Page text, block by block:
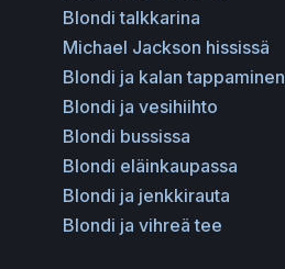
Blondi talkkarina
Michael Jackson hississä
Blondi ja kalan tappaminen
Blondi ja vesihiihto
Blondi bussissa
Blondi eläinkaupassa
Blondi ja jenkkirauta
Blondi ja vihreä tee